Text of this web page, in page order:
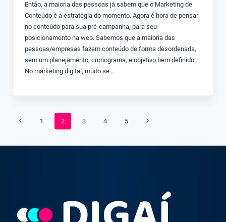
Então, a maioria das pessoas já sabem que o Marketing de
Conteúdo é a estratégia do momento. Agora é hora de pensar
no conteúdo para sua pré-campanha, para seu
posicionamento na web. Sabemos que a maioria das
pessoas/empresas fazem conteúdo de forma desordenada,
sem um planejamento, cronograma, e objetivo bem definido.
No marketing digital, muito se…
Navegação
Página
Página
1 2 3 4 5
Página